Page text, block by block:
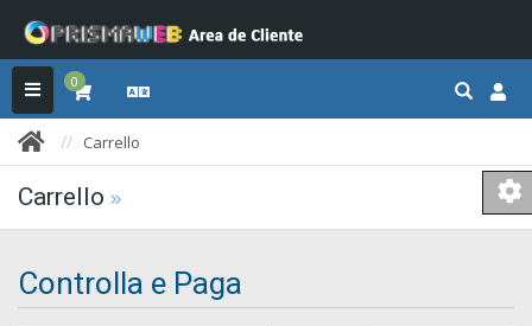
0
Carrello
Carrello
Controlla e Paga